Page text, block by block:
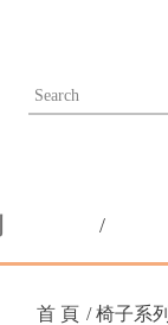
首 頁 椅子系列